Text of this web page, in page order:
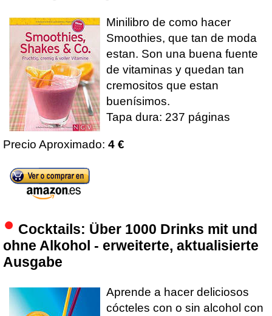
Minilibro de como hacer
Smoothies, que tan de moda
estan. Son una buena fuente
de vitaminas y quedan tan
cremositos que estan
buenísimos.
Tapa dura: 237 páginas
Precio Aproximado: 4 €
Cocktails: Über 1000 Drinks mit und
ohne Alkohol - erweiterte, aktualisierte
Ausgabe
Aprende a hacer deliciosos
cócteles con o sin alcohol con